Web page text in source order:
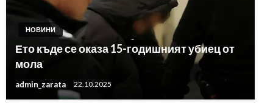
НОВИНИ
Ето къде се оказа 15-годишният убиец от
мола
admin_zarata 22.10.2025